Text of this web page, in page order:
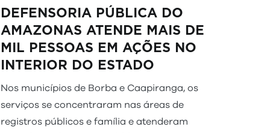
DEFENSORIA PÚBLICA DO
AMAZONAS ATENDE MAIS DE
MIL PESSOAS EM AÇÕES NO
INTERIOR DO ESTADO
Nos municípios de Borba e Caapiranga, os
serviços se concentraram nas áreas de
registros públicos e família e atenderam